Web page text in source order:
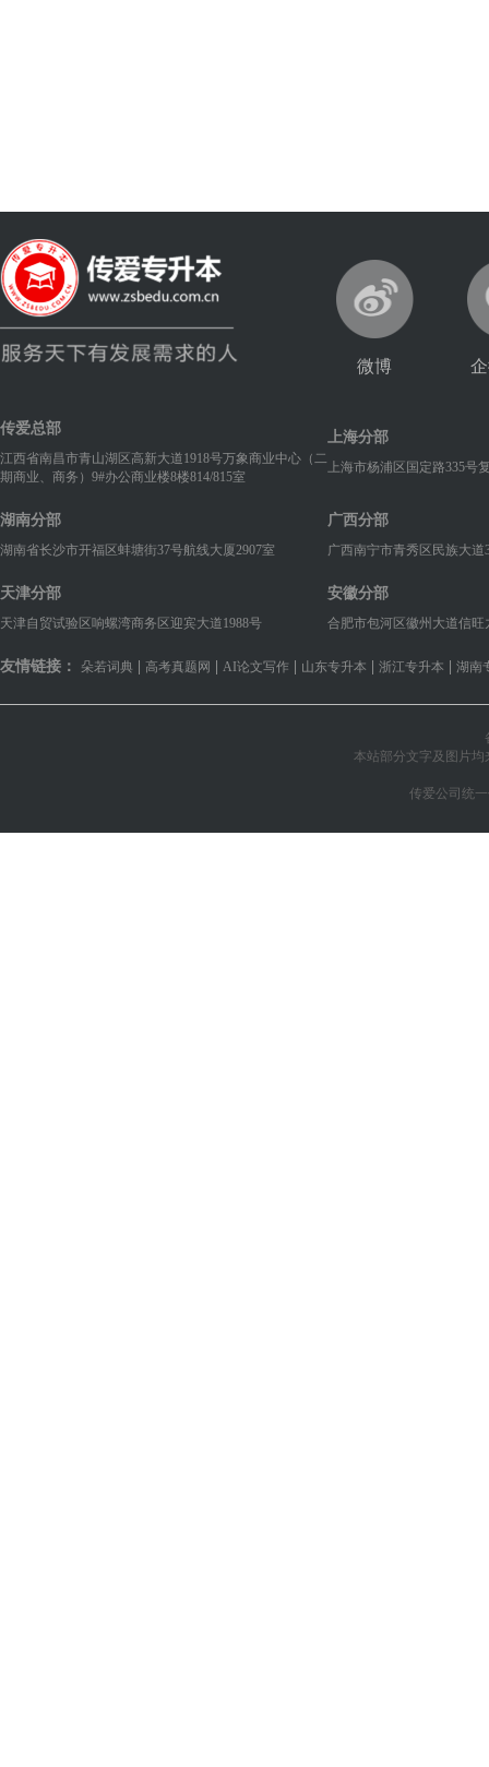
微博
传爱总部
江西省南昌市青山湖区高新大道1918号万象商业中心（二
期商业、商务）9#办公商业楼8楼814/815室
上海分部
上海市杨浦区国定路335号
湖南分部
湖南省长沙市开福区蚌塘街37号航线大厦2907室
广西分部
广西南宁市青秀区民族大
天津分部
天津自贸试验区响螺湾商务区迎宾大道1988号
安徽分部
合肥市包河区徽州大道信旺
友情链接： 朵若词典 | 高考真题网 | AI论文写作 | 山东专升本 | 浙江专升本 | 湖南
本站部分文字及图片
传爱公司统一